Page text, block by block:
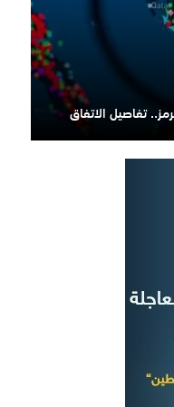
تفاصيل الاتفاق